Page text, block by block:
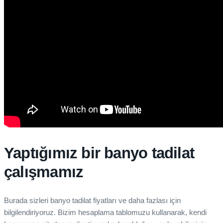
Yaptığımız bir banyo tadilat
çalışmamız
Burada sizleri banyo tadilat fiyatları ve daha fazlası için
bilgilendiriyoruz. Bizim hesaplama tablomuzu kullanarak, kendi